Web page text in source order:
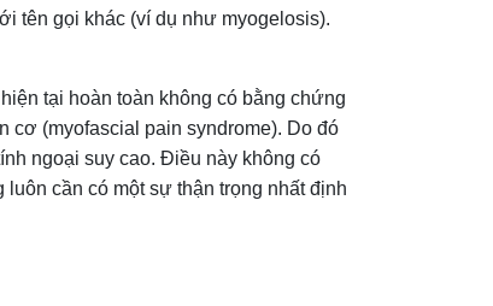
tên gọi khác (ví dụ như myogelosis).
tại hoàn toàn không có bằng chứng
cơ (myofascial pain syndrome). Do đó
ngoại suy cao. Điều này không có
cần có một sự thận trọng nhất định